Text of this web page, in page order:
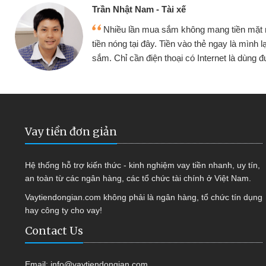
đều vay
tục mua
Tôi kinh doanh buôn bán nhỏ
hàng, nhờ biết đến website qua
quyết được công việc của mình
Vay tiền đơn giản
Hệ thống hỗ trợ kiến thức - kinh nghiệm vay tiền nhanh, uy tín,
an toàn từ các ngân hàng, các tổ chức tài chính ở Việt Nam.
Vaytiendongian.com không phải là ngân hàng, tổ chức tín dụng
hay công ty cho vay!
Contact Us